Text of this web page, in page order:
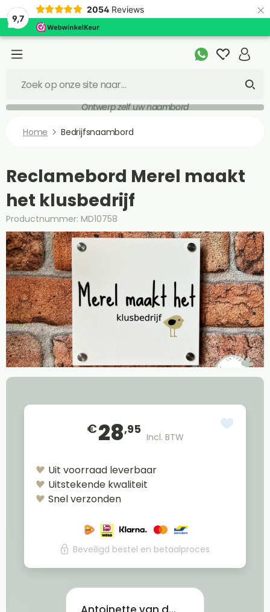
9,7
2054 Reviews ×
Ontwerp zelf uw naambord
Home Bedrijfsnaambord
Reclamebord Merel maakt
het klusbedrijf
Productnummer: MD10758
€28,95
Incl. BTW
Uit voorraad leverbaar
Uitstekende kwaliteit
Snel verzonden
Beveiligd bestel en betaalproces